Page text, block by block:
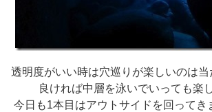
透明度がいい時は穴巡りが楽しいのは当
良ければ中層を泳いでいっても楽
今日も1本目はアウトサイドを回ってき